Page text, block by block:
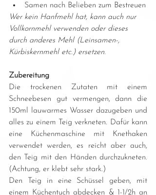
Samen nach Belieben zum Bestreuen
Wer kein Hanfmehl hat, kann auch nur
Vollkornmehl verwenden oder dieses
durch anderes Mehl (Leinsamen-,
Kürbiskernmehl etc.) ersetzen.
Zubereitung
Die trockenen Zutaten mit einem
Schneebesen gut vermengen, dann die
150ml lauwarmes Wasser dazugeben und
alles zu einem Teig verkneten. Dafür kann
eine Küchenmaschine mit Knethaken
verwendet werden, es reicht aber auch,
den Teig mit den Händen durchzukneten.
(Achtung, er klebt sehr stark.)
Den Teig in eine Schüssel geben, mit
einem Küchentuch abdecken & 1-1/2h an